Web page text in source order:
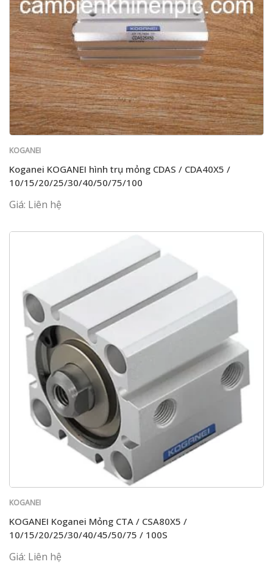
KOGANEI
Koganei KOGANEI hình trụ mỏng CDAS / CDA40X5 /
10/15/20/25/30/40/50/75/100
Giá: Liên hệ
KOGANEI
KOGANEI Koganei Mỏng CTA / CSA80X5 /
10/15/20/25/30/40/45/50/75 / 100S
Giá: Liên hệ